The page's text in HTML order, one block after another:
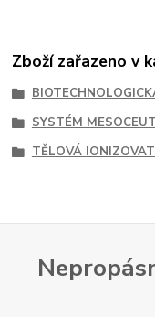
Zboží zařazeno v
SYSTÉM
TĚLOVÁ